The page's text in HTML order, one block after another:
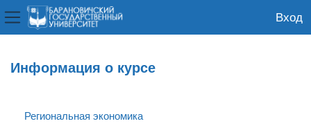
Боковая панель
Вход
Информация о курсе
Региональная экономика